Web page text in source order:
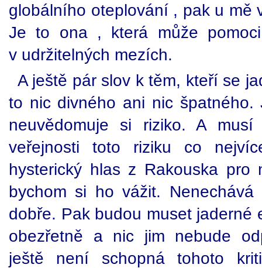
globálního oteplování , pak u mě
Je to ona , která může
v udržitelných mezích.
A ještě pár slov k těm, kteří se
to nic divného ani nic
neuvědomuje si riziko. A
veřejnosti toto riziku co
hysterický hlas z Rakouska
bychom si ho vážit.
dobře. Pak budou muset jaderné
obezřetně a nic jim nebude
ještě není schopná tohoto